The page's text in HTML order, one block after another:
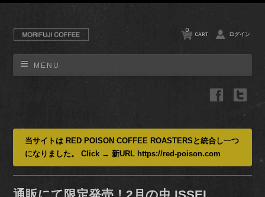
MENU
CART
0
ログイン
当サイトは RED POISON COFFEE ROASTERSと統合し一つ
になりました。 Click → 新URL https://red-poison.com